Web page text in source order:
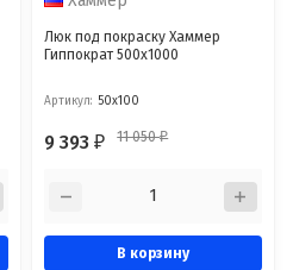
Люк под покраску Хаммер
Гиппократ 500x1000
Артикул: 50x100
9 393₽ 11 050₽
В корзину